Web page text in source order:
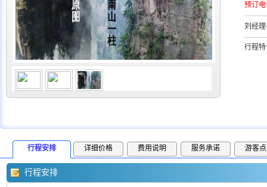
预订
刘经
行程
行程安排 详细价格 费用说明 服务承诺 游客
行程安排